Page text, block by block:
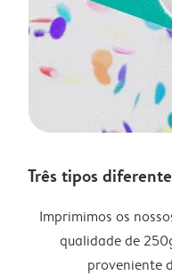
Três tipos
Imprimimos os
qualidade de
proveniente